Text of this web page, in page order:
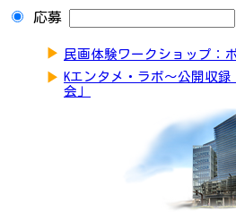
応募
▶ 民画体験ワークショップ：
▶ Kエンタメ・ラボ～公開収
会」